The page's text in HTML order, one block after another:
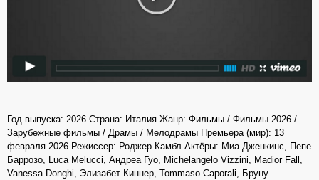
Год выпуска: 2026 Страна: Италия Жанр: Фильмы / Фильмы 2026 /
Зарубежные фильмы / Драмы / Мелодрамы Премьера (мир): 13
февраля 2026 Режиссер: Роджер Камбл Актёры: Миа Дженкинс, Пепе
Баррозо, Luca Melucci, Андреа Гуо, Michelangelo Vizzini, Madior Fall,
Vanessa Donghi, Элизабет Киннер, Tommaso Caporali, Бруну